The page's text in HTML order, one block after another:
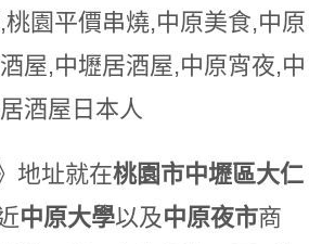
地址就在桃園市中壢區大仁
中原大學以及中原夜市商